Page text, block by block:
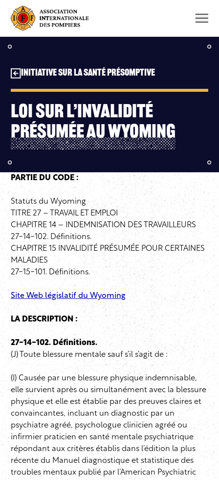
contenu
Loi sur l’invalidité
présumée au Wyoming
Initiative sur la santé présomptive
PARTIE DU CODE :
Statuts du Wyoming
TITRE 27 – TRAVAIL ET EMPLOI
CHAPITRE 14 – INDEMNISATION DES TRAVAILLEURS
27-14-102. Définitions.
CHAPITRE 15 INVALIDITÉ PRÉSUMÉE POUR CERTAINES
MALADIES
27-15-101. Définitions.
Site Web législatif du Wyoming
LA DESCRIPTION :
27-14-102. Définitions.
(J) Toute blessure mentale sauf s’il s’agit de :
(I) Causée par une blessure physique indemnisable,
elle survient après ou simultanément avec la blessure
physique et elle est établie par des preuves claires et
convaincantes, incluant un diagnostic par un
psychiatre agréé, psychologue clinicien agréé ou
infirmier praticien en santé mentale psychiatrique
répondant aux critères établis dans l’édition la plus
récente du Manuel diagnostique et statistique des
troubles mentaux publié par l’American Psychiatric